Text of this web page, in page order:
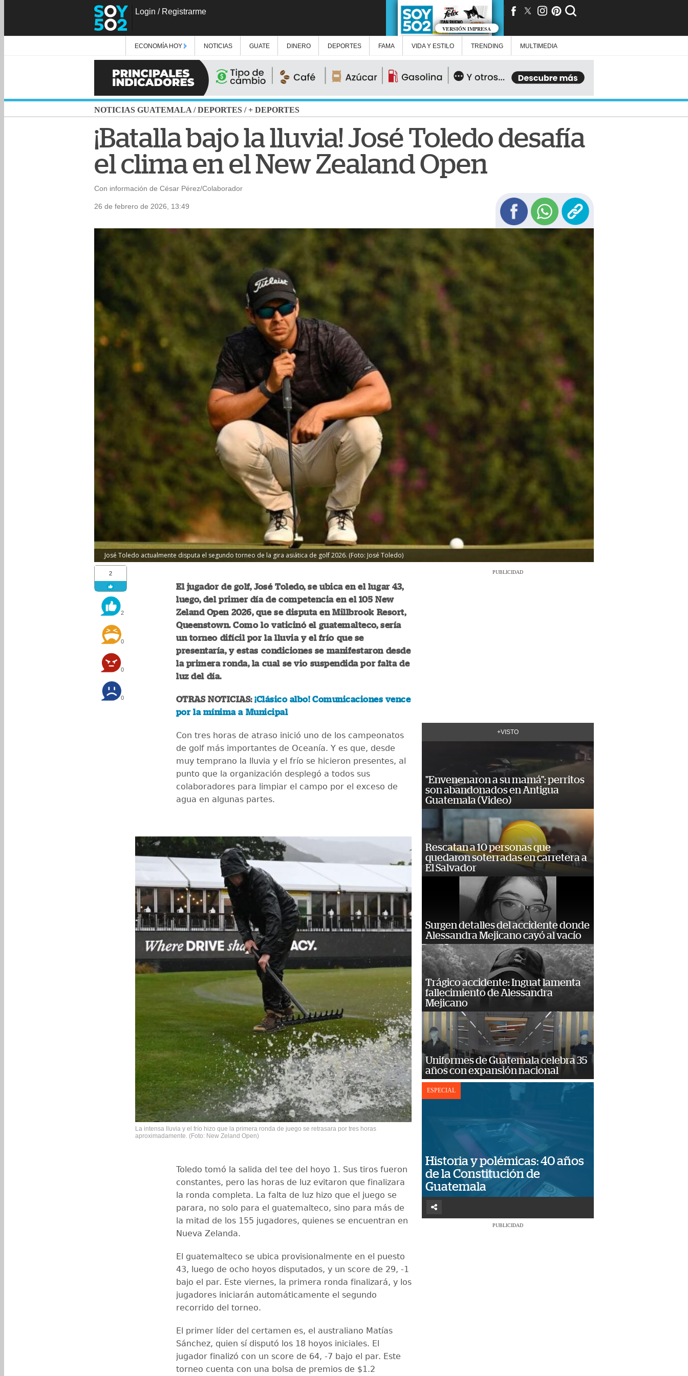
Login / Registrarme
VERSIÓN IMPRESA
ECONOMÍA HOY NOTICIAS GUATE DINERO DEPORTES FAMA VIDA Y ESTILO TRENDING MULTIMEDIA
NOTICIAS GUATEMALA /DEPORTES /+ DEPORTES
¡Batalla bajo la lluvia! José Toledo desafía
el clima en el New Zealand Open
Con información de César Pérez/Colaborador
26 de febrero de 2026, 13:49
José Toledo actualmente disputa el segundo torneo de la gira asiática de golf 2026. (Foto: José Toledo)
2
2
0
0
0
El jugador de golf, José Toledo, se ubica en el lugar 43,
luego, del primer día de competencia en el 105 New
Zeland Open 2026, que se disputa en Millbrook Resort,
Queenstown. Como lo vaticinó el guatemalteco, sería
un torneo difícil por la lluvia y el frío que se
presentaría, y estas condiciones se manifestaron desde
la primera ronda, la cual se vio suspendida por falta de
luz del día.
OTRAS NOTICIAS:¡Clásico albo! Comunicaciones vence
por la mínima a Municipal
Con tres horas de atraso inició uno de los campeonatos
de golf más importantes de Oceanía. Y es que, desde
muy temprano la lluvia y el frío se hicieron presentes, al
punto que la organización desplegó a todos sus
colaboradores para limpiar el campo por el exceso de
agua en algunas partes.
La intensa lluvia y el frío hizo que la primera ronda de juego se retrasara por tres horas
aproximadamente. (Foto: New Zeland Open)
Toledo tomó la salida del tee del hoyo 1. Sus tiros fueron
constantes, pero las horas de luz evitaron que finalizara
la ronda completa. La falta de luz hizo que el juego se
parara, no solo para el guatemalteco, sino para más de
la mitad de los 155 jugadores, quienes se encuentran en
Nueva Zelanda.
El guatemalteco se ubica provisionalmente en el puesto
43, luego de ocho hoyos disputados, y un score de 29, -1
bajo el par. Este viernes, la primera ronda finalizará, y los
jugadores iniciarán automáticamente el segundo
recorrido del torneo.
El primer líder del certamen es, el australiano Matías
Sánchez, quien sí disputó los 18 hoyos iniciales. El
jugador finalizó con un score de 64, -7 bajo el par. Este
torneo cuenta con una bolsa de premios de $1.2
PUBLICIDAD
+VISTO
"Envenenaron a su mamá": perritos
son abandonados en Antigua
Guatemala (Video)
Rescatan a 10 personas que
quedaron soterradas en carretera a
El Salvador
Surgen detalles del accidente donde
Alessandra Mejicano cayó al vacío
Trágico accidente: Inguat lamenta
fallecimiento de Alessandra
Mejicano
Uniformes de Guatemala celebra 35
años con expansión nacional
ESPECIAL
Historia y polémicas: 40 años
de la Constitución de
Guatemala
PUBLICIDAD